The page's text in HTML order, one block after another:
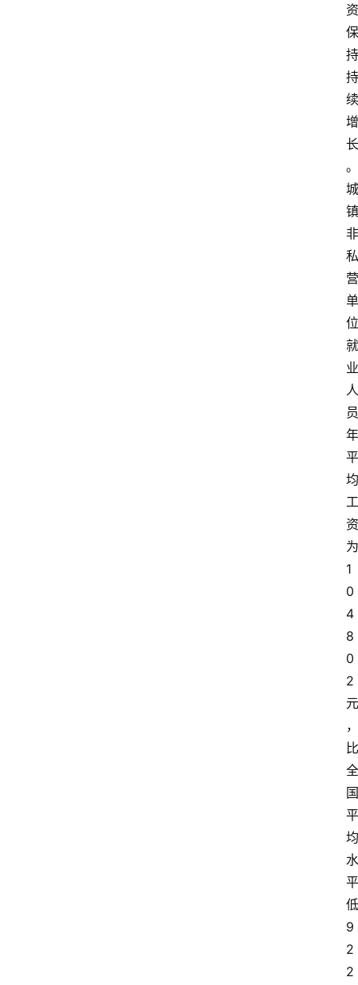
资
保
持
持
续
增
长
。
城
镇
非
私
营
单
位
就
业
人
员
年
平
均
工
资
为
1
0
4
8
0
2
元
，
比
全
国
平
均
水
平
低
9
2
2